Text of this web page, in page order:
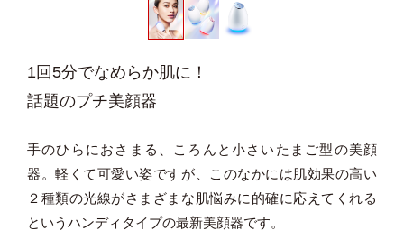
1回5分でなめらか肌に！
話題のプチ美顔器
手のひらにおさまる、ころんと小さいたまご型の美顔
器。軽くて可愛い姿ですが、このなかには肌効果の高い
２種類の光線がさまざまな肌悩みに的確に応えてくれる
というハンディタイプの最新美顔器です。